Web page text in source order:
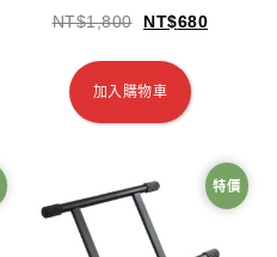
NT$1,800 NT$680
加入購物車
特價